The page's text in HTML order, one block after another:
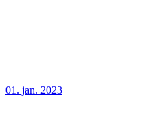
01. jan. 2023